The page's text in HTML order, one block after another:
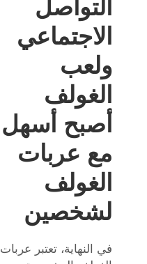
التواصل
الاجتماعي
ولعب
الغولف
أصبح أسهل
مع عربات
الغولف
لشخصين
في النهاية، تعتبر عربات